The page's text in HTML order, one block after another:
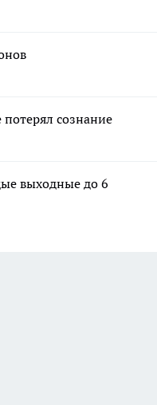
сознание
выходные до 6